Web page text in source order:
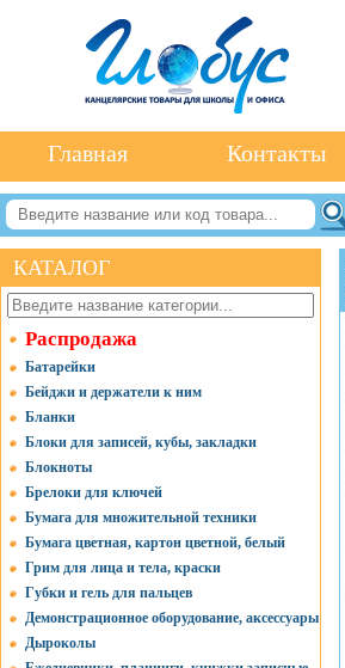
Главная Контакты
КАТАЛОГ
Распродажа
Батарейки
Бейджи и держатели к ним
Бланки
Блоки для записей, кубы, закладки
Блокноты
Брелоки для ключей
Бумага для множительной техники
Бумага цветная, картон цветной, белый
Грим для лица и тела, краски
Губки и гель для пальцев
Демонстрационное оборудование, аксессуары
Дыроколы